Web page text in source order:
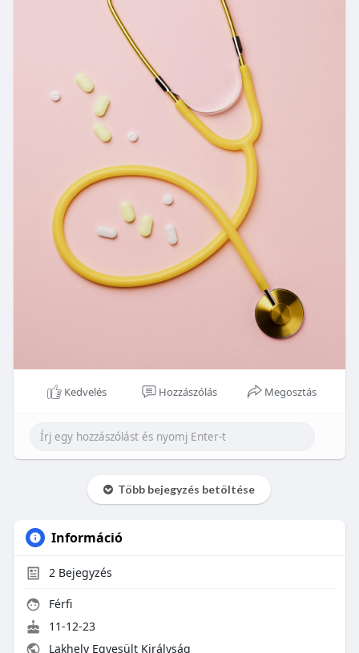
Kedvelés Hozzászólás Megosztás
Több bejegyzés betöltése
Információ
2Bejegyzés
Férfi
11-12-23
Lakhely Egyesült Királyság